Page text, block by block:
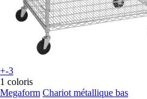
+-3
1 coloris
Megaform Chariot métallique bas